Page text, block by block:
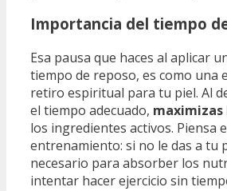
Importancia del tiempo
Esa pausa que haces al aplicar
tiempo de reposo, es como una
retiro espiritual para tu piel. Al
el tiempo adecuado,
los ingredientes activos. Piensa
entrenamiento: si no le das a tu
necesario para absorber los
intentar hacer ejercicio sin